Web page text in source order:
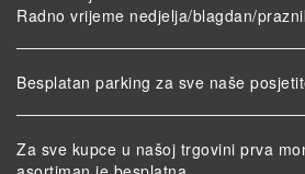
Radno vrijeme nedjelja/blagdan/
Besplatan parking za sve naše
Za sve kupce u našoj trgovini prva